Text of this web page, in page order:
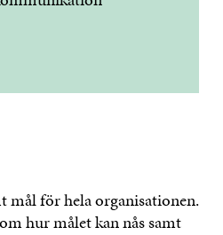
mål för hela organisationen.
hur målet kan nås samt